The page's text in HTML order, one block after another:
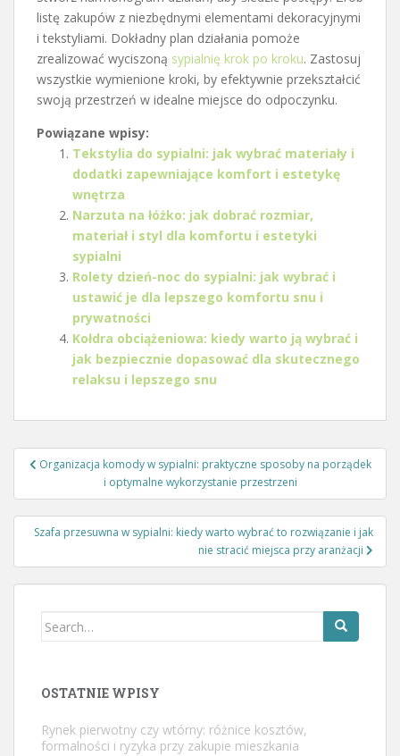
listę zakupów z niezbędnymi elementami dekoracyjnymi
i tekstyliami. Dokładny plan działania pomoże
zrealizować wyciszoną sypialnię krok po kroku. Zastosuj
wszystkie wymienione kroki, by efektywnie przekształcić
swoją przestrzeń w idealne miejsce do odpoczynku.
Powiązane wpisy:
Tekstylia do sypialni: jak wybrać materiały i
dodatki zapewniające komfort i estetykę
wnętrza
Narzuta na łóżko: jak dobrać rozmiar,
materiał i styl dla komfortu i estetyki
sypialni
Rolety dzień-noc do sypialni: jak wybrać i
ustawić je dla lepszego komfortu snu i
prywatności
Kołdra obciążeniowa: kiedy warto ją wybrać i
jak bezpiecznie dopasować dla skutecznego
relaksu i lepszego snu
Nawigacja
Organizacja komody w sypialni: praktyczne sposoby na porządek
i optymalne wykorzystanie przestrzeni
Szafa przesuwna w sypialni: kiedy warto wybrać to rozwiązanie i jak
nie stracić miejsca przy aranżacji
Search
OSTATNIE WPISY
Rynek pierwotny czy wtórny: różnice kosztów,
formalności i ryzyka przy zakupie mieszkania